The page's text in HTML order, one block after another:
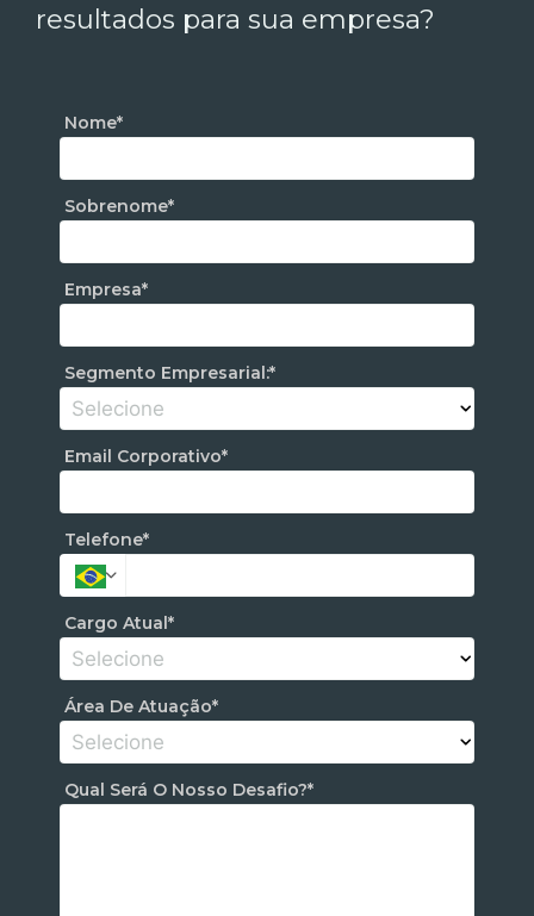
resultados para sua empresa?
Nome*
Sobrenome*
Empresa*
Segmento Empresarial:*
Email Corporativo*
Telefone*
Cargo Atual*
Área De Atuação*
Qual Será O Nosso Desafio?*